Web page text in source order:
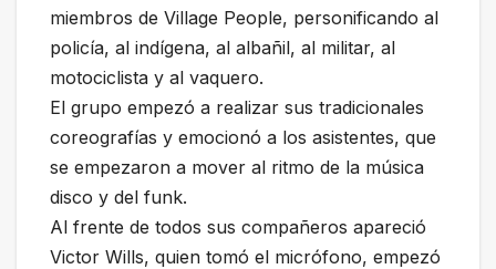
miembros de Village People, personificando al
policía, al indígena, al albañil, al militar, al
motociclista y al vaquero.
El grupo empezó a realizar sus tradicionales
coreografías y emocionó a los asistentes, que
se empezaron a mover al ritmo de la música
disco y del funk.
Al frente de todos sus compañeros apareció
Victor Wills, quien tomó el micrófono, empezó